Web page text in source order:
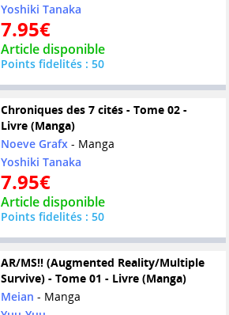
Yoshiki Tanaka
7.95€
Article disponible
Points fidelités : 50
Chroniques des 7 cités - Tome 02 -
Livre (Manga)
Noeve Grafx- Manga
Yoshiki Tanaka
7.95€
Article disponible
Points fidelités : 50
AR/MS!! (Augmented Reality/Multiple
Survive) - Tome 01 - Livre (Manga)
Meian - Manga